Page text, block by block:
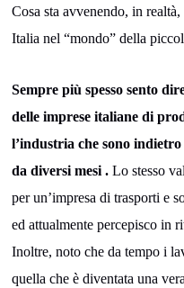
Cosa sta avvenendo, in
Italia nel “mondo” della
Sempre più spesso sento
delle imprese italiane di
l’industria che sono
da diversi mesi .Lo stesso
per un’impresa di trasporti e
ed attualmente percepisco in
Inoltre, noto che da tempo i
quella che è diventata una